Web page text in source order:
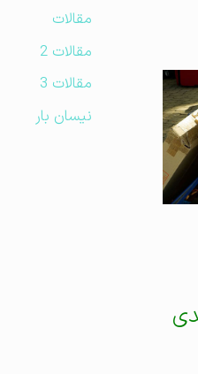
مقالات
مقالات 2
مقالات 3
نیسان بار